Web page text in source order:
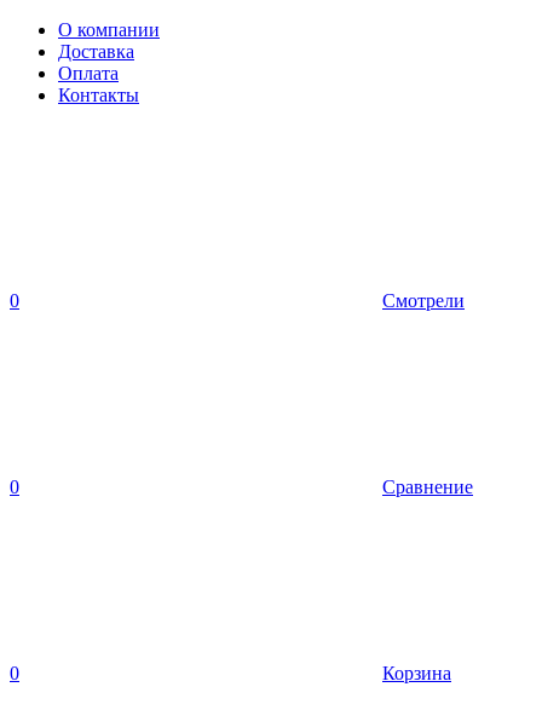
О компании
Доставка
Оплата
Контакты
0 Смотрели
0 Сравнение
0 Корзина